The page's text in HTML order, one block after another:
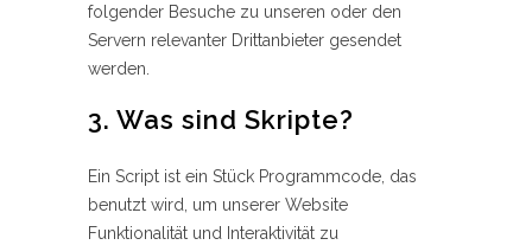
folgender Besuche zu unseren oder den
Servern relevanter Drittanbieter gesendet
werden.
3. Was sind Skripte?
Ein Script ist ein Stück Programmcode, das
benutzt wird, um unserer Website
Funktionalität und Interaktivität zu